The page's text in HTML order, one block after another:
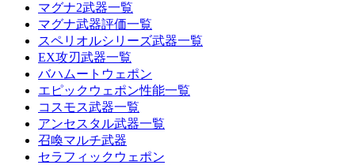
マグナ2武器一覧
マグナ武器評価一覧
スペリオルシリーズ武器一覧
EX攻刃武器一覧
バハムートウェポン
エピックウェポン性能一覧
コスモス武器一覧
アンセスタル武器一覧
召喚マルチ武器
セラフィックウェポン